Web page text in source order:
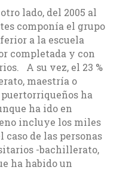
lado, del 2005 al
componía el grupo
a la escuela
completada y con
A su vez, el 23 %
maestría o
ha
ha ido en
incluye los miles
caso de las personas
-bachillerato,
ha habido un